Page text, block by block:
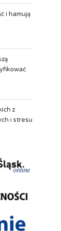
i hamują
z
i stresu